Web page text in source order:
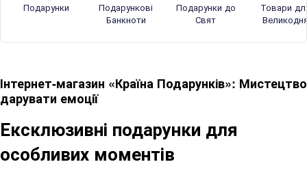
Подарунки
Подарункові
Банкноти
Подарунки до
Свят
Товари
Інтернет-магазин «Країна Подарунків»: Мистецтво
дарувати емоції
Ексклюзивні подарунки для
особливих моментів